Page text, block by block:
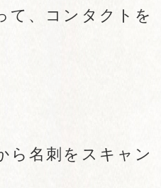
て、コンタクトを
ら名刺をスキャン